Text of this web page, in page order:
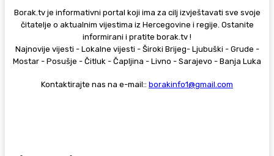
Borak.tv je informativni portal koji ima za cilj izvještavati sve svoje
čitatelje o aktualnim vijestima iz Hercegovine i regije. Ostanite
informirani i pratite borak.tv !
Najnovije vijesti - Lokalne vijesti - Široki Brijeg- Ljubuški - Grude -
Mostar - Posušje - Čitluk - Čapljina - Livno - Sarajevo - Banja Luka
Kontaktirajte nas na e-mail:: borakinfo1@gmail.com